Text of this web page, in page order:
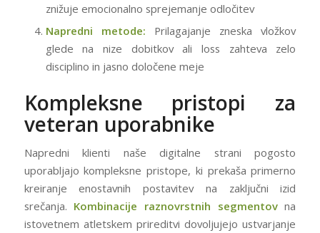
znižuje emocionalno sprejemanje odločitev
Napredni metode: Prilagajanje zneska vložkov
glede na nize dobitkov ali loss zahteva zelo
disciplino in jasno določene meje
Kompleksne pristopi za
veteran uporabnike
Napredni klienti naše digitalne strani pogosto
uporabljajo kompleksne pristope, ki prekaša primerno
kreiranje enostavnih postavitev na zaključni izid
srečanja. Kombinacije raznovrstnih segmentovna
istovetnem atletskem prireditvi dovoljujejo ustvarjanje